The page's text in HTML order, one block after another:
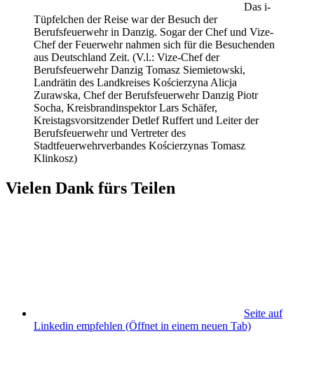
Das i-
Tüpfelchen der Reise war der Besuch der
Berufsfeuerwehr in Danzig. Sogar der Chef und Vize-
Chef der Feuerwehr nahmen sich für die Besuchenden
aus Deutschland Zeit. (V.l.: Vize-Chef der
Berufsfeuerwehr Danzig Tomasz Siemietowski,
Landrätin des Landkreises Kościerzyna Alicja
Zurawska, Chef der Berufsfeuerwehr Danzig Piotr
Socha, Kreisbrandinspektor Lars Schäfer,
Kreistagsvorsitzender Detlef Ruffert und Leiter der
Berufsfeuerwehr und Vertreter des
Stadtfeuerwehrverbandes Kościerzynas Tomasz
Klinkosz)
Vielen Dank fürs Teilen
Seite auf
Linkedin empfehlen (Öffnet in einem neuen Tab)